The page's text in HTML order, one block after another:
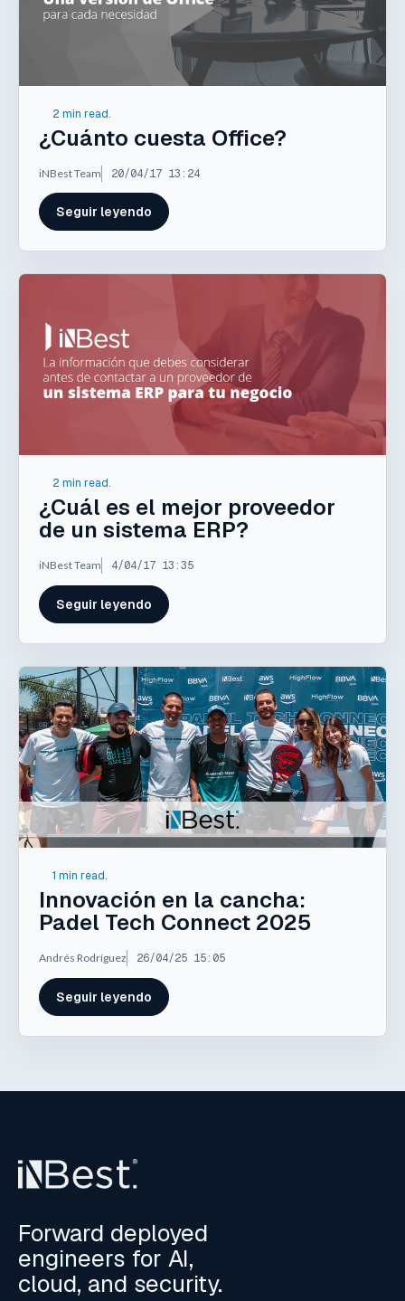
2 min read.
¿Cuánto cuesta Office?
iNBest Team 20/04/17 13:24
Seguir leyendo
2 min read.
¿Cuál es el mejor proveedor
de un sistema ERP?
iNBest Team 4/04/17 13:35
Seguir leyendo
1 min read.
Innovación en la cancha:
Padel Tech Connect 2025
Andrés Rodríguez 26/04/25 15:05
Seguir leyendo
Forward deployed
engineers for AI,
cloud, and security.